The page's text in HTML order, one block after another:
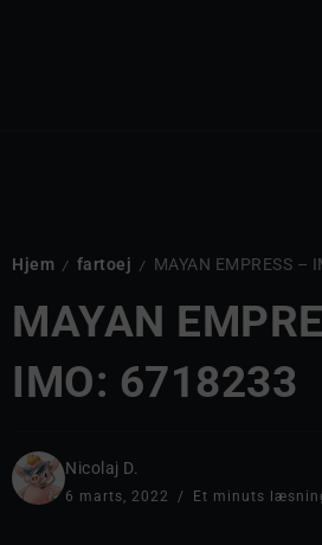
Hjem / fartoej / MAYAN EMPRESS –
MAYAN
IMO: 6718233
Nicolaj D.
6 marts, 2022 Et minuts